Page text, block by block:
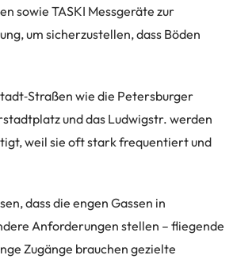
sowie TASKI Messgeräte zur
um sicherzustellen, dass Böden
wie die Petersburger
und das Ludwigstr. werden
weil sie oft stark frequentiert und
dass die engen Gassen in
Anforderungen stellen – fliegende
Zugänge brauchen gezielte